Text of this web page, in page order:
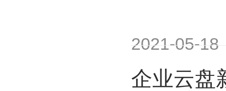
2021-05-18
企业云盘